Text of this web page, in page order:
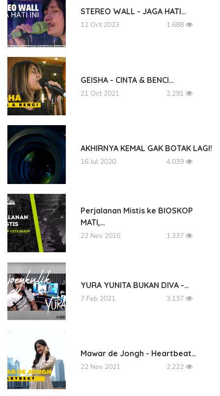
STEREO WALL - JAGA HATI…
12 Oct 2023 1.688
GEISHA - CINTA & BENCI…
21 Oct 2021 2.291
AKHIRNYA KEMAL GAK BOTAK LAGI!
16 Jul 2020 4.039
Perjalanan Mistis ke BIOSKOP
MATI,…
22 Nov 2016 1.337
YURA YUNITA BUKAN DIVA -…
7 Feb 2021 3.137
Mawar de Jongh - Heartbeat…
22 Nov 2021 2.222